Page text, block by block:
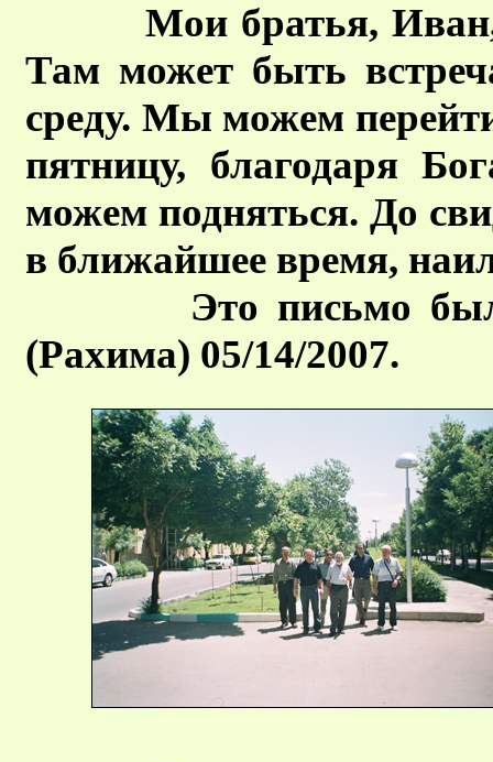
Мои братья, Иван,
Там может быть
среду. Мы можем
пятницу, благодаря
можем подняться. До
в ближайшее время,
Это письмо было
(Рахима) 05/14/2007.